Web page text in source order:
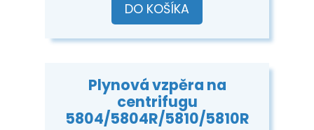
DO KOŠÍKA
Plynová vzpěra na
centrifugu
5804/5804R/5810/5810R